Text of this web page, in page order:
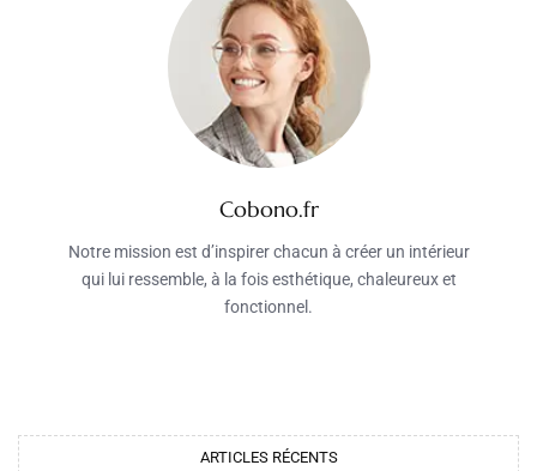
Cobono.fr
Notre mission est d’inspirer chacun à créer un intérieur
qui lui ressemble, à la fois esthétique, chaleureux et
fonctionnel.
ARTICLES RÉCENTS